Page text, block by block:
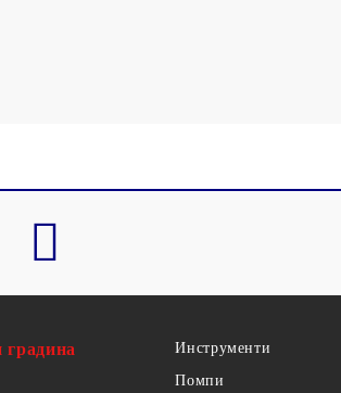
градина
Инструменти
Помпи